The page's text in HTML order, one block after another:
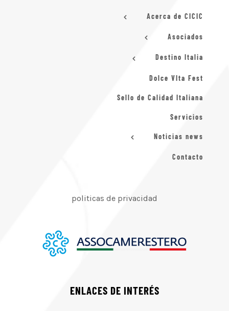
Acerca de CICIC
Asociados
Destino Italia
Dolce VIta Fest
Sello de Calidad Italiana
Servicios
Noticias news
Contacto
politicas de privacidad
ENLACES DE INTERÉS